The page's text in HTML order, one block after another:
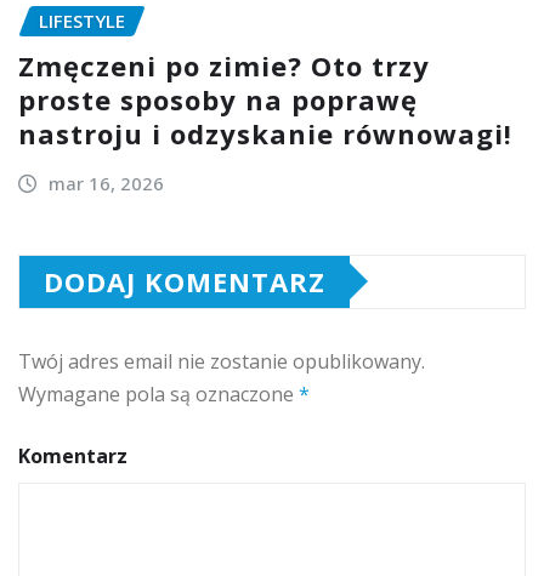
LIFESTYLE
Zmęczeni po zimie? Oto trzy
proste sposoby na poprawę
nastroju i odzyskanie równowagi!
mar 16, 2026
DODAJ KOMENTARZ
Twój adres email nie zostanie opublikowany.
Wymagane pola są oznaczone *
Komentarz